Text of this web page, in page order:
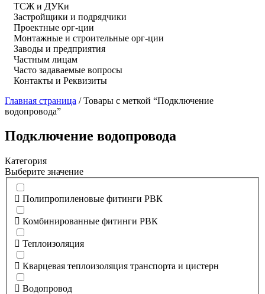
ТСЖ и ДУКи
Застройщики и подрядчики
Проектные орг-ции
Монтажные и строительные орг-ции
Заводы и предприятия
Частным лицам
Часто задаваемые вопросы
Контакты и Реквизиты
Главная страница /Товары с меткой “Подключение
водопровода”
Подключение водопровода
Категория
Выберите значение
Полипропиленовые фитинги РВК
Комбинированные фитинги РВК
Теплоизоляция
Кварцевая теплоизоляция транспорта и цистерн
Водопровод